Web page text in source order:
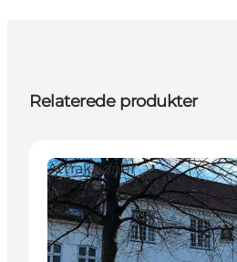
Relaterede produkter
Attraktioner